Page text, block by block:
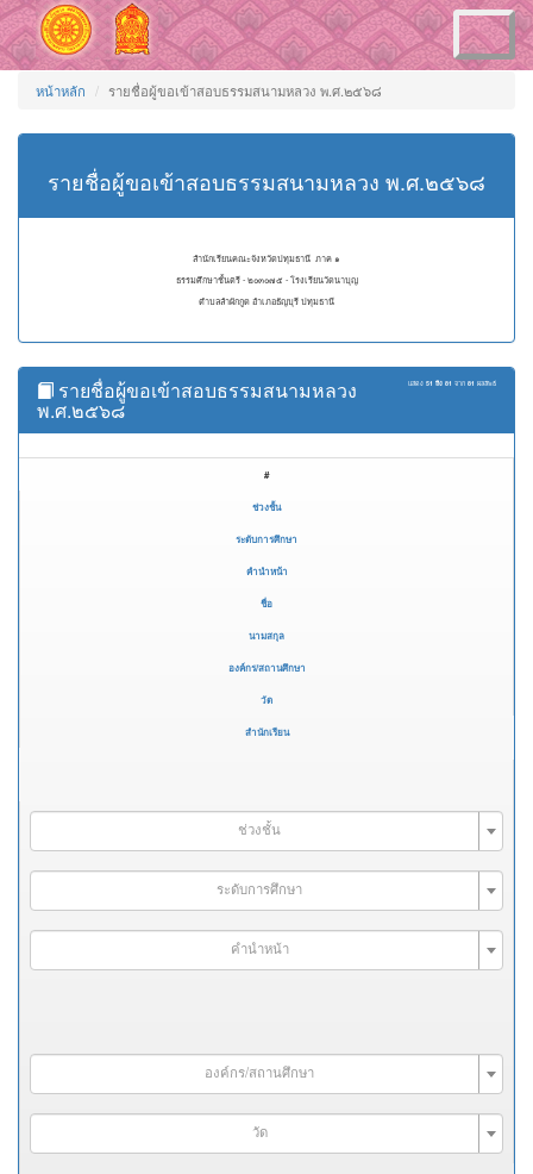
Toggle
navigation
หน้าหลัก รายชื่อผู้ขอเข้าสอบธรรมสนามหลวง พ.ศ.๒๕๖๘
รายชื่อผู้ขอเข้าสอบธรรมสนามหลวง พ.ศ.๒๕๖๘
สำนักเรียนคณะจังหวัดปทุมธานี ภาค ๑
ธรรมศึกษาชั้นตรี - ๒๐๓๐๗๕ - โรงเรียนวัดนาบุญ
ตำบลลำผักกูด อำเภอธัญบุรี ปทุมธานี
แสดง 51 ถึง 81 จาก 81 ผลลัพธ์
รายชื่อผู้ขอเข้าสอบธรรมสนามหลวง
พ.ศ.๒๕๖๘
#
ช่วงชั้น
ระดับการศึกษา
คำนำหน้า
ชื่อ
นามสกุล
องค์กร/สถานศึกษา
วัด
สำนักเรียน
ช่วงชั้น
ระดับการศึกษา
คำนำหน้า
องค์กร/สถานศึกษา
วัด